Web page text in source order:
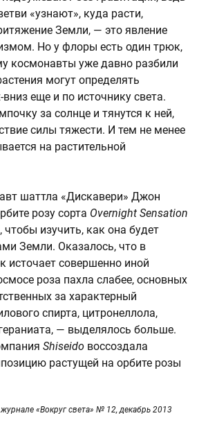
«узнают», куда расти,
Земли, — это явление
Но у флоры есть один трюк,
космонавты уже давно разбили
могут определять
еще и по источнику света.
за солнце и тянутся к ней,
силы тяжести. И тем не менее
на растительной
шаттла «Дискавери» Джон
розу сорта Overnight Sensation
чтобы изучить, как она будет
Земли. Оказалось, что в
источает совершенно иной
роза пахла слабее, основных
за характерный
спирта, цитронеллола,
— выделялось больше.
Shiseido воссоздала
растущей на орбите розы
«Вокруг света» № 12, декабрь 2013